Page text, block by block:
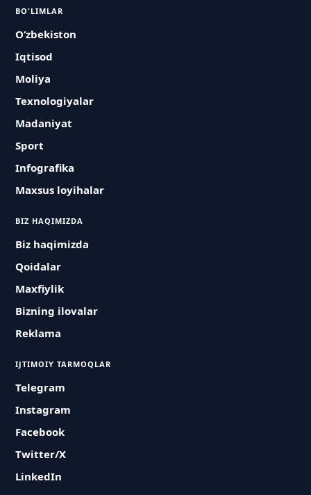
BO'LIMLAR
O‘zbekiston
Iqtisod
Moliya
Texnologiyalar
Madaniyat
Sport
Infografika
Maxsus loyihalar
BIZ HAQIMIZDA
Biz haqimizda
Qoidalar
Maxfiylik
Bizning ilovalar
Reklama
IJTIMOIY TARMOQLAR
Telegram
Instagram
Facebook
Twitter/X
LinkedIn